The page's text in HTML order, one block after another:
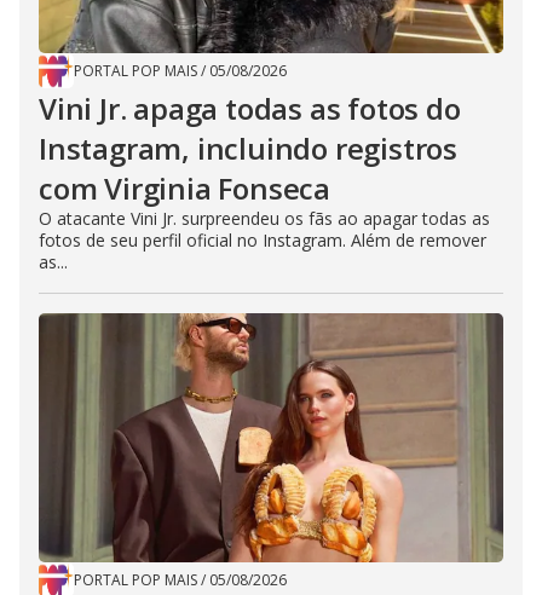
PORTAL POP MAIS/ 05/08/2026
Vini Jr. apaga todas as fotos do
Instagram, incluindo registros
com Virginia Fonseca
O atacante Vini Jr. surpreendeu os fãs ao apagar todas as
fotos de seu perfil oficial no Instagram. Além de remover
as...
PORTAL POP MAIS/ 05/08/2026